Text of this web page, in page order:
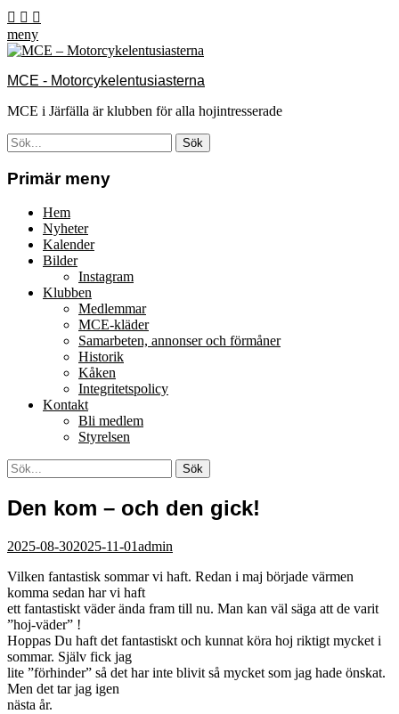
Hoppa
till
innehåll
Facebook
Email
meny
MCE - Motorcykelentusiasterna
MCE i Järfälla är klubben för alla hojintresserade
Sök
efter:
[label]
Primär meny
Hem
Nyheter
Kalender
Bilder
Instagram
Klubben
Medlemmar
MCE-kläder
Samarbeten, annonser och förmåner
Historik
Kåken
Integritetspolicy
Kontakt
Bli medlem
Styrelsen
Sök
Sök
efter:
[label]
Den kom – och den gick!
Postades
2025-08-302025-11-01Författare
admin
Vilken fantastisk sommar vi haft. Redan i maj började värmen
komma sedan har vi haft
ett fantastiskt väder ända fram till nu. Man kan väl säga att de varit
”hoj-väder” !
Hoppas Du haft det fantastiskt och kunnat köra hoj riktigt mycket i
sommar. Själv fick jag
lite ”förhinder” så det har inte blivit så mycket som jag hade önskat.
Men det tar jag igen
nästa år.